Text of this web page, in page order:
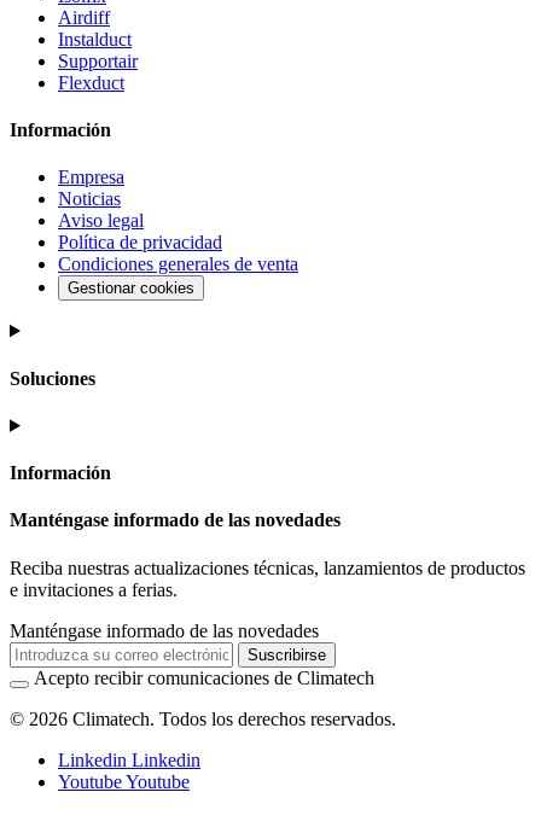
Airdiff
Instalduct
Supportair
Flexduct
Información
Empresa
Noticias
Aviso legal
Política de privacidad
Condiciones generales de venta
Gestionar cookies
Soluciones
Información
Manténgase informado de las novedades
Reciba nuestras actualizaciones técnicas, lanzamientos de productos
e invitaciones a ferias.
Manténgase informado de las novedades
Suscribirse
Acepto recibir comunicaciones de Climatech
© 2026 Climatech. Todos los derechos reservados.
Linkedin Linkedin
YoutubeYoutube